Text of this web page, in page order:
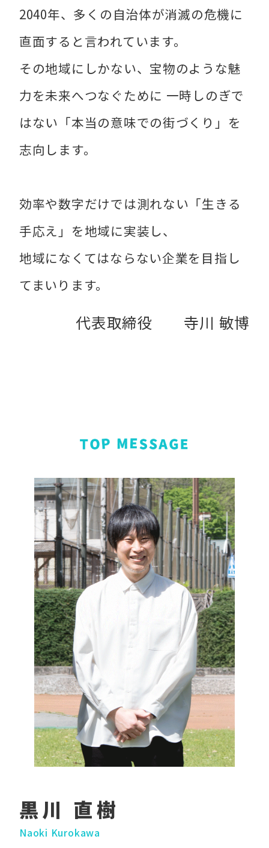
2040年、多くの自治体が消滅の危機に
直面すると言われています。
その地域にしかない、宝物のような魅
力を未来へつなぐために 一時しのぎで
はない「本当の意味での街づくり」を
志向します。
効率や数字だけでは測れない「生きる
手応え」を地域に実装し、
地域になくてはならない企業を目指し
てまいります。
代表取締役 寺川 敏博
黒川 直樹
Naoki Kurokawa